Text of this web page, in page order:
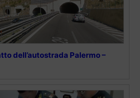
dell’autostrada Palermo –